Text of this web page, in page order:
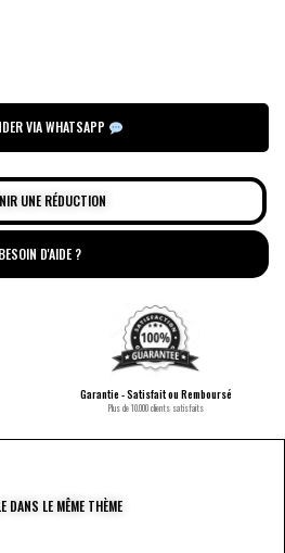
VIA WHATSAPP
UNE RÉDUCTION
BESOIN D'AIDE ?
Garantie - Satisfait ou Remboursé
Plus de 10.000 clients satisfaits
DANS LE MÊME THÈME